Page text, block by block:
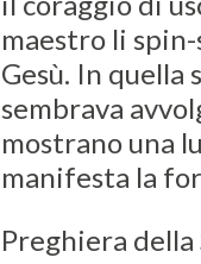
maestro li
Gesù. In
sembrava
mostrano una
manifesta la
Preghiera della